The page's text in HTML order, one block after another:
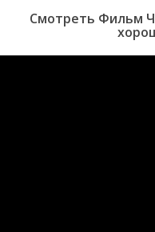
Смотреть Фильм